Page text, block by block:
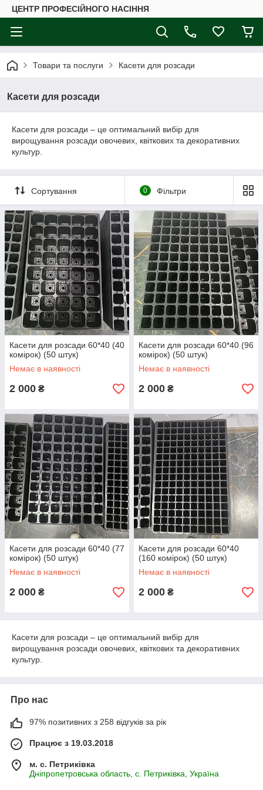
ЦЕНТР ПРОФЕСІЙНОГО НАСІННЯ
Товари та послуги Касети для розсади
Касети для розсади
Касети для розсади – це оптимальний вибір для
вирощування розсади овочевих, квіткових та декоративних
культур.
Сортування 0 Фільтри
Касети для розсади 60*40 (40
комірок) (50 штук)
Немає в наявності
2 000 ₴
Касети для розсади 60*40 (96
комірок) (50 штук)
Немає в наявності
2 000 ₴
Касети для розсади 60*40 (77
комірок) (50 штук)
Немає в наявності
2 000 ₴
Касети для розсади 60*40
(160 комірок) (50 штук)
Немає в наявності
2 000 ₴
Касети для розсади – це оптимальний вибір для
вирощування розсади овочевих, квіткових та декоративних
культур.
Про нас
97% позитивних з 258 відгуків за рік
Працює з 19.03.2018
м. с. Петриківка
Дніпропетровська область, с. Петриківка, Україна